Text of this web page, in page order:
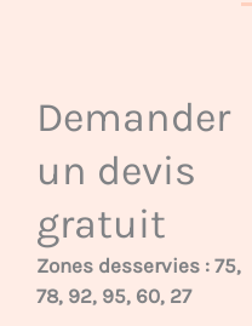
Demander
un devis
gratuit
Zones desservies : 75,
78, 92, 95, 60, 27